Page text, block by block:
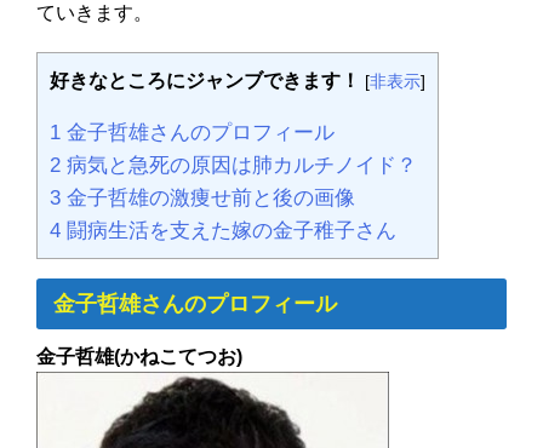
ていきます。
好きなところにジャンブできます！ [非表示]
1 金子哲雄さんのプロフィール
2 病気と急死の原因は肺カルチノイド？
3 金子哲雄の激痩せ前と後の画像
4 闘病生活を支えた嫁の金子稚子さん
金子哲雄さんのプロフィール
金子哲雄(かねこてつお)